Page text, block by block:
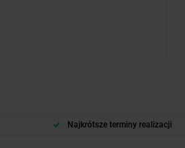
Najkrótsze terminy realizacji